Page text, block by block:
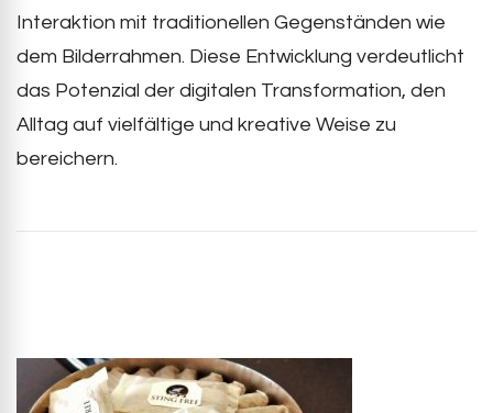
Interaktion mit traditionellen Gegenständen wie
dem Bilderrahmen. Diese Entwicklung verdeutlicht
das Potenzial der digitalen Transformation, den
Alltag auf vielfältige und kreative Weise zu
bereichern.
Post